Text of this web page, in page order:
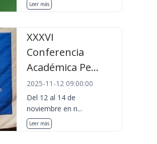
Leer más
XXXVI
Conferencia
Académica Pe...
2025-11-12 09:00:00
Del 12 al 14 de
noviembre en n...
Leer más